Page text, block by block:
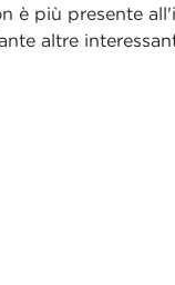
è più presente
altre